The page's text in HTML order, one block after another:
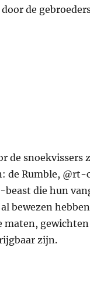
de
de snoekvissers
de Rumble, @rt-
beast die hun
bewezen
maten, gewichten
zijn.